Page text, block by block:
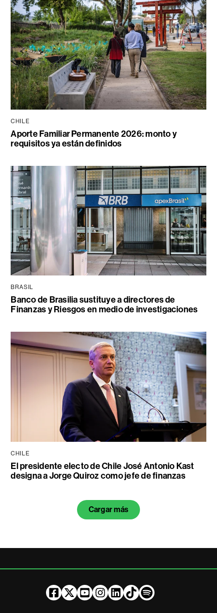
CHILE
Aporte Familiar Permanente 2026: monto y
requisitos ya están definidos
BRASIL
Banco de Brasilia sustituye a directores de
Finanzas y Riesgos en medio de investigaciones
CHILE
El presidente electo de Chile José Antonio Kast
designa a Jorge Quiroz como jefe de finanzas
Cargar más